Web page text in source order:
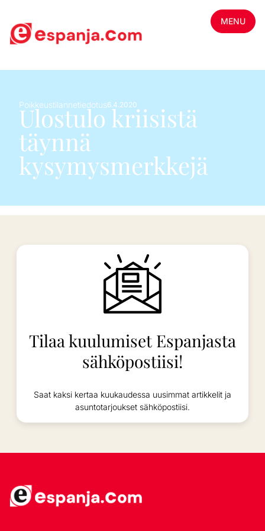
MENU
Poikkeustilannetiedotus6.4.2020
Ulostulo kriisistä
täynnä
kysymysmerkkejä
Tilaa kuulumiset Espanjasta
sähköpostiisi!
Saat kaksi kertaa kuukaudessa uusimmat artikkelit ja
asuntotarjoukset sähköpostiisi.